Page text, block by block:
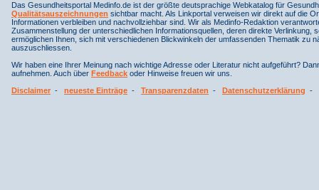
Das Gesundheitsportal Medinfo.de ist der größte deutsprachige Webkatalog für
Qualitätsauszeichnungen sichtbar macht. Als Linkportal verweisen wir direkt auf die
Informationen verbleiben und nachvollziehbar sind. Wir als Medinfo-Redaktion
Zusammenstellung der unterschiedlichen Informationsquellen, deren direkte
ermöglichen Ihnen, sich mit verschiedenen Blickwinkeln der umfassenden Thematik
auszuschliessen.
Wir haben eine Ihrer Meinung nach wichtige Adresse oder Literatur nicht aufgeführt?
aufnehmen. Auch über Feedback oder Hinweise freuen wir uns.
Disclaimer - neueste Einträge - Transparenzdaten - Datenschutzerklärung -